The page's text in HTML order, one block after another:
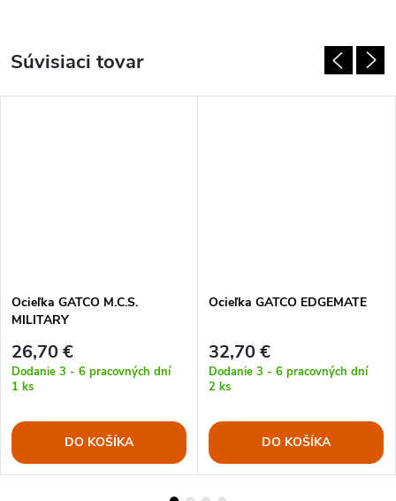
Súvisiaci tovar
Ocieľka GATCO M.C.S.
MILITARY
26,70 €
Dodanie 3 - 6 pracovných dní
1 ks
DO KOŠÍKA
Ocieľka GATCO EDGEMATE
32,70 €
Dodanie 3 - 6 pracovných dní
2 ks
DO KOŠÍKA